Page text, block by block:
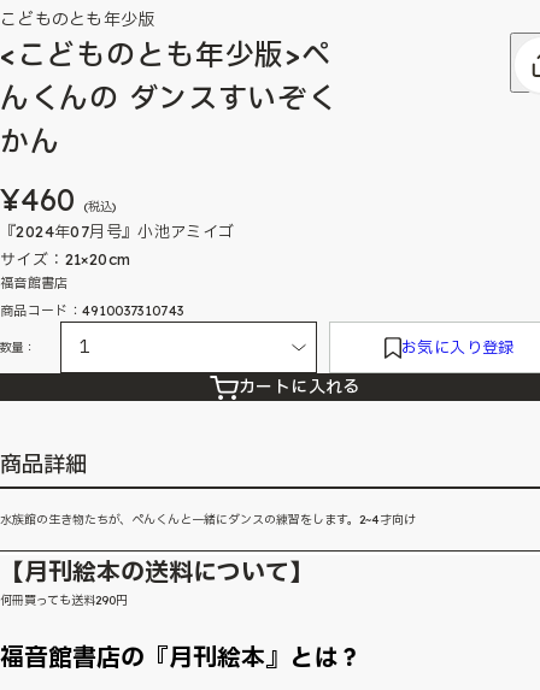
こどものとも年少版
<こどものとも年少版>ぺ
んくんの ダンスすいぞく
かん
¥460 (税込)
『2024年07月号』小池アミイゴ
サイズ：21×20cm
福音館書店
商品コード：4910037310743
数量： お気に入り登録
カートに入れる
商品詳細
水族館の生き物たちが、ぺんくんと一緒にダンスの練習をします。2~4才向け
【月刊絵本の送料について】
何冊買っても送料290円
福音館書店の『月刊絵本』とは？